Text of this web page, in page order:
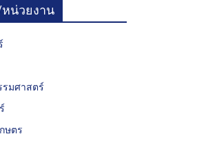
น่วยงาน
มศาสตร์
ษตร